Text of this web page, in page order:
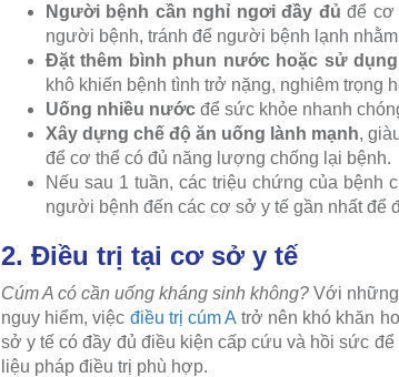
Người bệnh cần nghỉ ngơi đầy đủ để cơ
người bệnh, tránh để người bệnh lạnh
Đặt thêm bình phun nước hoặc sử dụng
khô khiến bệnh tình trở nặng, nghiêm trọng
Uống nhiều nước để sức khỏe nhanh
Xây dựng chế độ ăn uống lành mạnh,
để cơ thể có đủ năng lượng chống lại bệnh.
Nếu sau 1 tuần, các triệu chứng của bệnh
người bệnh đến các cơ sở y tế gần nhất để
2. Điều trị tại cơ sở y tế
Cúm A có cần uống kháng sinh không? Với
nguy hiểm, việc điều trị cúm A trở nên khó khăn
sở y tế có đầy đủ điều kiện cấp cứu và hồi sức
liệu pháp điều trị phù hợp.